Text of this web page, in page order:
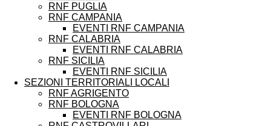
RNF PUGLIA
RNF CAMPANIA
EVENTI RNF CAMPANIA
RNF CALABRIA
EVENTI RNF CALABRIA
RNF SICILIA
EVENTI RNF SICILIA
SEZIONI TERRITORIALI LOCALI
RNF AGRIGENTO
RNF BOLOGNA
EVENTI RNF BOLOGNA